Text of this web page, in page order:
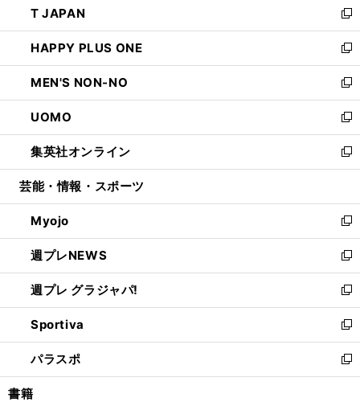
く
で
開
く
ド
ウ
で
開
く
ィ
ン
ド
ウ
で
開
く
い
ウ
ィ
ン
ド
ウ
で
開
く
T JAPAN
新
し
い
ウ
ィ
ン
ド
ウ
で
開
HAPPY PLUS ONE
新
し
い
ウ
ィ
ン
ド
ウ
開
く
MEN'S NON-NO
新
し
い
ウ
ィ
ン
ウ
で
開
く
UOMO
新
し
い
ウ
ン
ド
ウ
で
開
く
集英社オンライン
新
し
ウ
ィ
ン
ド
ウ
で
開
く
芸能・情報・スポーツ
Myojo
新
し
い
ウ
ィ
ン
ド
ウ
で
開
週プレNEWS
新
し
い
ウ
ィ
ン
ド
ウ
週プレ グラジャパ!
新
し
い
ウ
ィ
ン
Sportiva
新
し
い
ウ
パラスポ
新
し
書籍